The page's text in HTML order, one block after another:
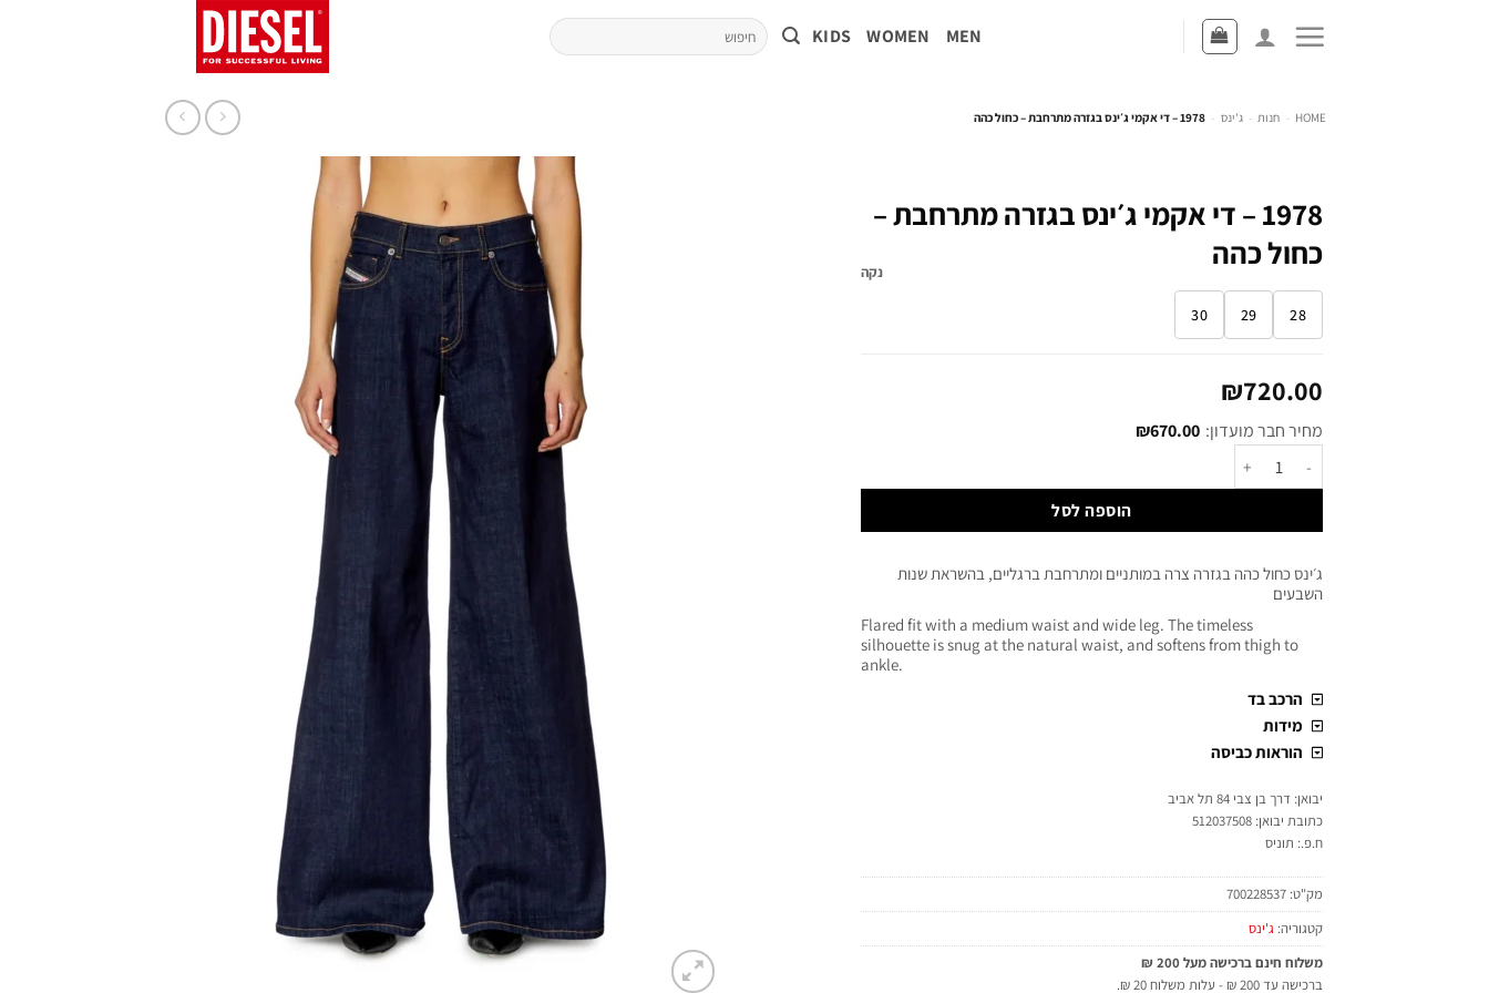
MEN
WOMEN
KIDS
HOME
- חנות - ג'ינס - 1978 – די אקמי ג׳ינס בגזרה מתרחבת – כחול כהה
1978 – די אקמי ג׳ינס בגזרה מתרחבת –
כחול כהה
28
29
30
נקה
₪720.00
מחיר חבר מועדון: ₪670.00
הוספה לסל
ג׳ינס כחול כהה בגזרה צרה במותניים ומתרחבת ברגליים, בהשראת שנות
השבעים
Flared fit with a medium waist and wide leg. The timeless
silhouette is snug at the natural waist, and softens from thigh to
ankle.
הרכב בד
מידות
הוראות כביסה
יבואן: דרך בן צבי 84 תל אביב
כתובת יבואן: 512037508
ח.פ.: תוניס
מק"ט: 700228537
קטגוריה: ג'ינס
משלוח חינם ברכישה מעל 200 ₪
ברכישה עד 200 ₪ - עלות משלוח 20 ₪.